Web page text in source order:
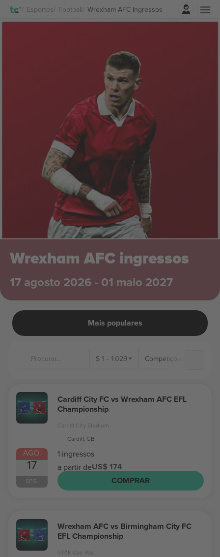
Esportes Football Wrexham AFC Ingressos
Entrar
Wrexham AFC ingressos
17 agosto 2026 - 01 maio 2027
Mais populares
$ 1 - 1.029 Competições
AGO.
17
SEG.
Cardiff City FC vs Wrexham AFC EFL
Championship
Cardiff City Stadium
Cardiff, GB
1 ingressos
a partir deUS$ 174
COMPRAR
Wrexham AFC vs Birmingham City FC
EFL Championship
STōK Cae Ras